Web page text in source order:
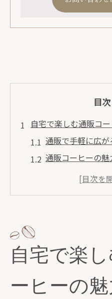
目次
自宅で楽しむ通販コ
通販で手軽に広
通販コーヒーの
自宅で味わう通
通販で美味しいコーヒ
通販選びでコー
自宅で簡単に味が
自宅で楽
ーヒーの魅